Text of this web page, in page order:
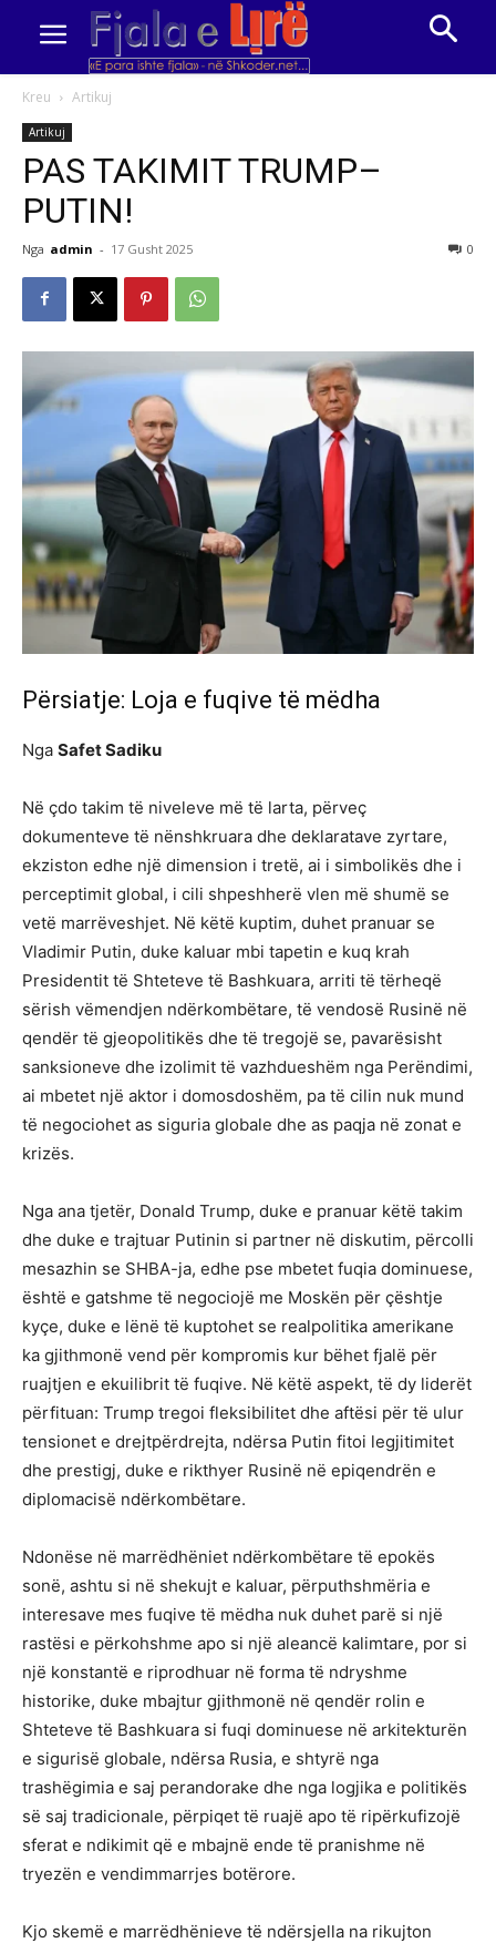
Kreu Artikuj
Artikuj
PAS TAKIMIT TRUMP–
PUTIN!
Nga admin - 17 Gusht 2025 0
Përsiatje: Loja e fuqive të mëdha
Nga Safet Sadiku
Në çdo takim të niveleve më të larta, përveç
dokumenteve të nënshkruara dhe deklaratave zyrtare,
ekziston edhe një dimension i tretë, ai i simbolikës dhe i
perceptimit global, i cili shpeshherë vlen më shumë se
vetë marrëveshjet. Në këtë kuptim, duhet pranuar se
Vladimir Putin, duke kaluar mbi tapetin e kuq krah
Presidentit të Shteteve të Bashkuara, arriti të tërheqë
sërish vëmendjen ndërkombëtare, të vendosë Rusinë në
qendër të gjeopolitikës dhe të tregojë se, pavarësisht
sanksioneve dhe izolimit të vazhdueshëm nga Perëndimi,
ai mbetet një aktor i domosdoshëm, pa të cilin nuk mund
të negociohet as siguria globale dhe as paqja në zonat e
krizës.
Nga ana tjetër, Donald Trump, duke e pranuar këtë takim
dhe duke e trajtuar Putinin si partner në diskutim, përcolli
mesazhin se SHBA-ja, edhe pse mbetet fuqia dominuese,
është e gatshme të negociojë me Moskën për çështje
kyçe, duke e lënë të kuptohet se realpolitika amerikane
ka gjithmonë vend për kompromis kur bëhet fjalë për
ruajtjen e ekuilibrit të fuqive. Në këtë aspekt, të dy liderët
përfituan: Trump tregoi fleksibilitet dhe aftësi për të ulur
tensionet e drejtpërdrejta, ndërsa Putin fitoi legjitimitet
dhe prestigj, duke e rikthyer Rusinë në epiqendrën e
diplomacisë ndërkombëtare.
Ndonëse në marrëdhëniet ndërkombëtare të epokës
sonë, ashtu si në shekujt e kaluar, përputhshmëria e
interesave mes fuqive të mëdha nuk duhet parë si një
rastësi e përkohshme apo si një aleancë kalimtare, por si
një konstantë e riprodhuar në forma të ndryshme
historike, duke mbajtur gjithmonë në qendër rolin e
Shteteve të Bashkuara si fuqi dominuese në arkitekturën
e sigurisë globale, ndërsa Rusia, e shtyrë nga
trashëgimia e saj perandorake dhe nga logjika e politikës
së saj tradicionale, përpiqet të ruajë apo të ripërkufizojë
sferat e ndikimit që e mbajnë ende të pranishme në
tryezën e vendimmarrjes botërore.
Kjo skemë e marrëdhënieve të ndërsjella na rikujton